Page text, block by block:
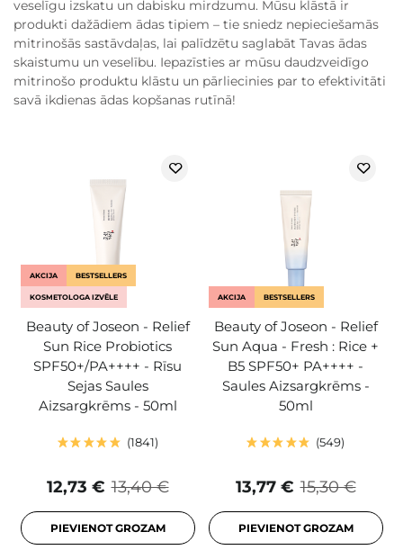
veselīgu izskatu un dabisku mirdzumu. Mūsu klāstā ir
produkti dažādiem ādas tipiem – tie sniedz nepieciešamās
mitrinošās sastāvdaļas, lai palīdzētu saglabāt Tavas ādas
skaistumu un veselību. Iepazīsties ar mūsu daudzveidīgo
mitrinošo produktu klāstu un pārliecinies par to efektivitāti
savā ikdienas ādas kopšanas rutīnā!
AKCIJA BESTSELLERS
KOSMETOLOGA IZVĒLE
Beauty of Joseon - Relief
Sun Rice Probiotics
SPF50+/PA++++ - Rīsu
Sejas Saules
Aizsargkrēms - 50ml
1841
13,40 €
12,73 €
PIEVIENOT GROZAM
AKCIJA BESTSELLERS
Beauty of Joseon - Relief
Sun Aqua - Fresh : Rice +
B5 SPF50+ PA++++ -
Saules Aizsargkrēms -
50ml
549
15,30 €
13,77 €
PIEVIENOT GROZAM